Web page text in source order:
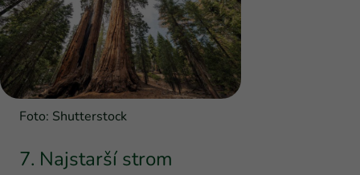
Foto: Shutterstock
7. Najstarší strom